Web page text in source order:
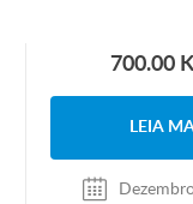
700.00
LEIA